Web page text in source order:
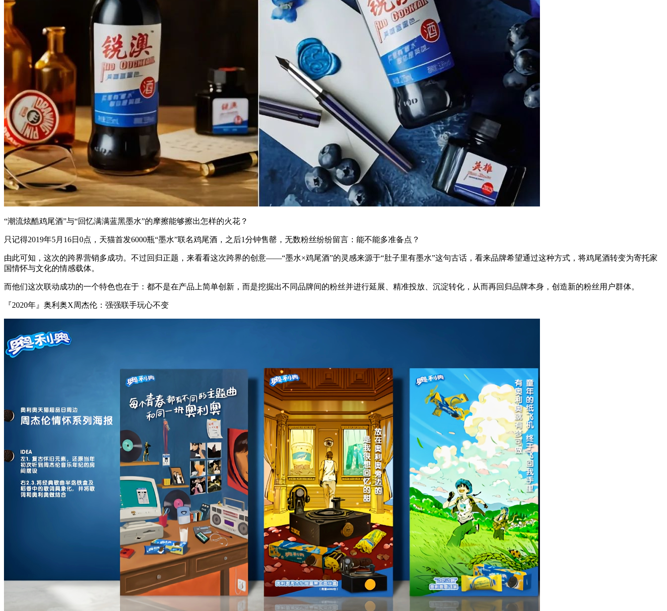
“潮流炫酷鸡尾酒”与“回忆满满蓝黑墨水”的摩擦能够擦出怎样的火花？
只记得2019年5月16日0点，天猫首发6000瓶“墨水”联名鸡尾酒，之后1分钟售罄，无数粉丝纷纷留言：能不能多准备点？
由此可知，这次的跨界营销多成功。不过回归正题，来看看这次跨界的创意——“墨水×鸡尾酒”的灵感来源于“肚子里有墨水”这句古话，看来品牌希望通过这种方式，将鸡尾酒转变为寄托家
国情怀与文化的情感载体。
而他们这次联动成功的一个特色也在于：都不是在产品上简单创新，而是挖掘出不同品牌间的粉丝并进行延展、精准投放、沉淀转化，从而再回归品牌本身，创造新的粉丝用户群体。
『2020年』奥利奥X周杰伦：强强联手玩心不变